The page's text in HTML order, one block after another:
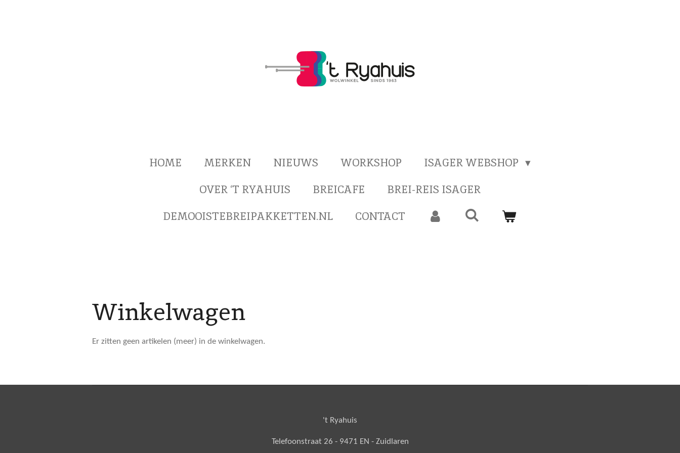
HOME MERKEN NIEUWS WORKSHOP
ISAGER WEBSHOP
OVER ‘T RYAHUIS
BREICAFE
BREI-REIS ISAGER
DEMOOISTEBREIPAKKETTEN.NL
CONTACT
Winkelwagen
Er zitten geen artikelen (meer) in de winkelwagen.
't Ryahuis
Telefoonstraat 26 - 9471 EN - Zuidlaren